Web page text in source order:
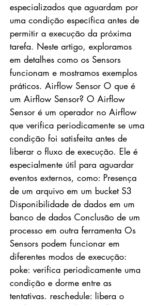
especializados que aguardam por
uma condição específica antes de
permitir a execução da próxima
tarefa. Neste artigo, exploramos
em detalhes como os Sensors
funcionam e mostramos exemplos
práticos. Airflow Sensor O que é
um Airflow Sensor? O Airflow
Sensor é um operador no Airflow
que verifica periodicamente se uma
condição foi satisfeita antes de
liberar o fluxo de execução. Ele é
especialmente útil para aguardar
eventos externos, como: Presença
de um arquivo em um bucket S3
Disponibilidade de dados em um
banco de dados Conclusão de um
processo em outra ferramenta Os
Sensors podem funcionar em
diferentes modos de execução:
poke: verifica periodicamente uma
condição e dorme entre as
tentativas. reschedule: libera o